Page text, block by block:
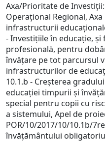
Axa/Prioritate de
Operațional Regional,
infrastructurii
- Investițiile în educație,
profesională, pentru
învățare pe tot parcursul
infrastructurilor de
10.1.b - Creșterea
educației timpurii și
special pentru copii cu
a sistemului, Apel de
POR/10/2017/10/10.1b/
învățământului